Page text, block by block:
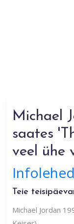
Michael
saates
veel ühe
Infolehed
Teie
Michael Jordan